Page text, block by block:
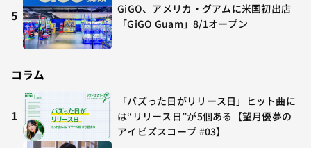
5
GiGO、アメリカ・グアムに米国初出店
「GiGO Guam」8/1オープン
コラム
1
「バズった日がリリース日」ヒット曲に
は“リリース日”が5個ある【望月優夢の
アイビズスコープ #03】